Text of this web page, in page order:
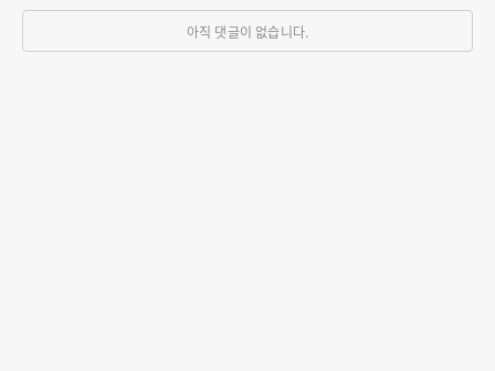
아직 댓글이 없습니다.